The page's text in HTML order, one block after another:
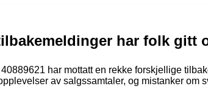
har folk gitt
har mottatt en rekke forskjellige
av salgssamtaler, og mistanker om